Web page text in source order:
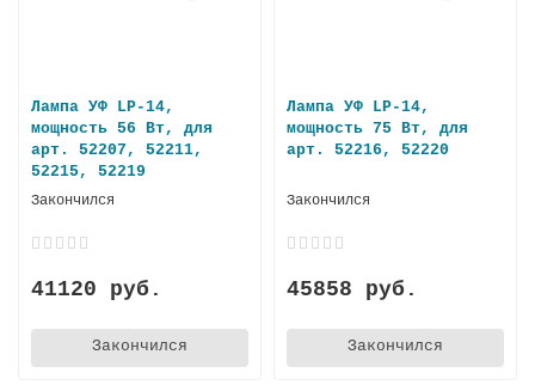
Лампа УФ LP-14,
мощность 56 Вт, для
арт. 52207, 52211,
52215, 52219
Закончился
41120 руб.
Закончился
Лампа УФ LP-14,
мощность 75 Вт, для
арт. 52216, 52220
Закончился
45858 руб.
Закончился